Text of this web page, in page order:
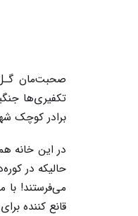
صحبت‌مان
تکفیری‌ها
برادر کوچک
حالیکه در
می‌فرستند! با
قانع کننده